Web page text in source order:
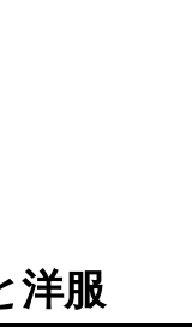
洋服